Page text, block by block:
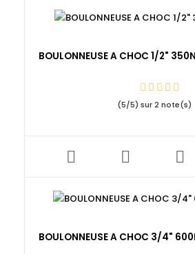
BOULONNEUSE A CHOC 1/2"
(5/5) sur2 note(s)
BOULONNEUSE A CHOC 3/4"